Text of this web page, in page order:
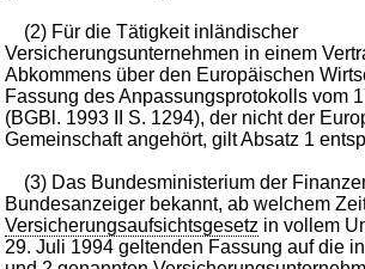
(2) Für die Tätigkeit inländischer
Versicherungsunternehmen in einem
Abkommens über den Europäischen
Fassung des Anpassungsprotokolls vom
(BGBl. 1993 II S. 1294), der nicht der
Gemeinschaft angehört, gilt Absatz 1
(3) Das Bundesministerium der
Bundesanzeiger bekannt, ab welchem
Versicherungsaufsichtsgesetz in vollem
29. Juli 1994 geltenden Fassung auf die